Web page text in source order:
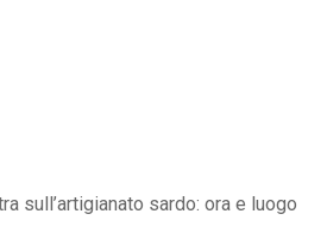
sull’artigianato sardo: ora e luogo